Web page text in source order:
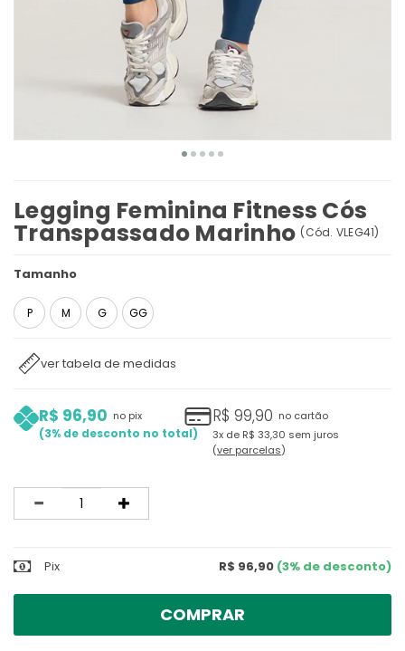
Legging Feminina Fitness Cós
Transpassado Marinho (Cód. VLEG41)
Tamanho
P M G GG
ver tabela de medidas
R$ 96,90
3%
no pix R$ 99,90 no cartão
3x de R$ 33,30 sem juros
ver parcelas
Quantidade
Pix R$ 96,90 (3% de desconto)
COMPRAR